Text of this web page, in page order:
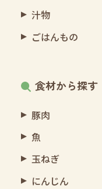
汁物
ごはんもの
食材から探す
豚肉
魚
玉ねぎ
にんじん